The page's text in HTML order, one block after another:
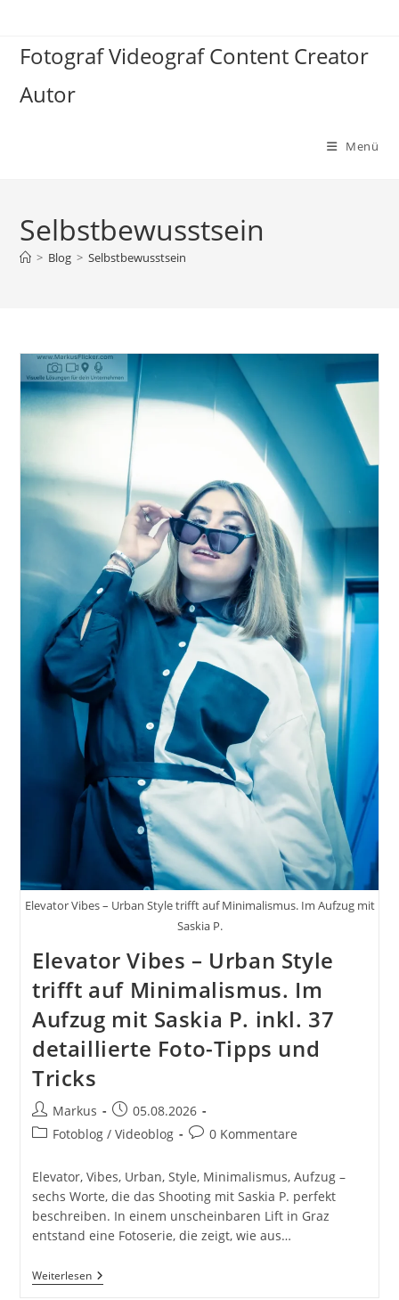
springen
Fotograf Videograf Content Creator
Autor
Menü
Selbstbewusstsein
> Blog > Selbstbewusstsein
Elevator Vibes – Urban Style trifft auf Minimalismus. Im Aufzug mit
Saskia P.
Elevator Vibes – Urban Style
trifft auf Minimalismus. Im
Aufzug mit Saskia P. inkl. 37
detaillierte Foto-Tipps und
Tricks
Beitrags-
Autor:
Markus
Beitrag
veröffentlicht:
05.08.2026
Beitrags-
Fotoblog / Videoblog
Beitrags-
0 Kommentare
Elevator, Vibes, Urban, Style, Minimalismus, Aufzug –
sechs Worte, die das Shooting mit Saskia P. perfekt
beschreiben. In einem unscheinbaren Lift in Graz
entstand eine Fotoserie, die zeigt, wie aus…
WeiterlesenElevator
Vibes